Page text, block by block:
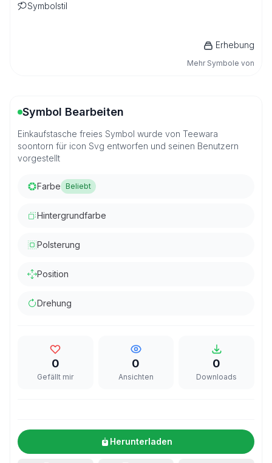
Symbolstil
Erhebung
Mehr Symbole von
Symbol Bearbeiten
Einkaufstasche freies Symbol wurde von Teewara
soontorn für icon Svg entworfen und seinen Benutzern
vorgestellt
Farbe Beliebt
Hintergrundfarbe
Polsterung
Position
Drehung
0
Gefällt mir
0
Ansichten
0
Downloads
Herunterladen